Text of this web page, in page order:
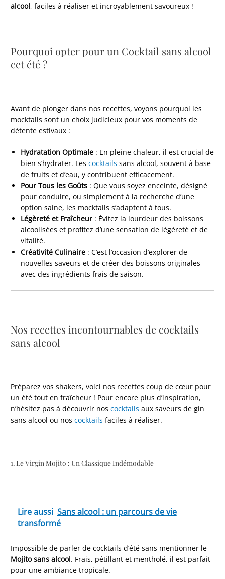
alcool, faciles à réaliser et incroyablement savoureux !
Pourquoi opter pour un Cocktail sans alcool
cet été ?
Avant de plonger dans nos recettes, voyons pourquoi les
mocktails sont un choix judicieux pour vos moments de
détente estivaux :
Hydratation Optimale : En pleine chaleur, il est crucial de
bien s’hydrater. Lescocktails sans alcool, souvent à base
de fruits et d’eau, y contribuent efficacement.
Pour Tous les Goûts : Que vous soyez enceinte, désigné
pour conduire, ou simplement à la recherche d’une
option saine, les mocktails s’adaptent à tous.
Légèreté et Fraîcheur : Évitez la lourdeur des boissons
alcoolisées et profitez d’une sensation de légèreté et de
vitalité.
Créativité Culinaire : C’est l’occasion d’explorer de
nouvelles saveurs et de créer des boissons originales
avec des ingrédients frais de saison.
Nos recettes incontournables de cocktails
sans alcool
Préparez vos shakers, voici nos recettes coup de cœur pour
un été tout en fraîcheur ! Pour encore plus d’inspiration,
n’hésitez pas à découvrir noscocktails aux saveurs de gin
sans alcool ou noscocktails faciles à réaliser.
1. Le Virgin Mojito : Un Classique Indémodable
Lire aussi Sans alcool : un parcours de vie
transformé
Impossible de parler de cocktails d’été sans mentionner le
Mojito sans alcool. Frais, pétillant et mentholé, il est parfait
pour une ambiance tropicale.